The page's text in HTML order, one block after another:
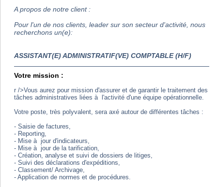
A propos de notre client :
Pour l'un de nos clients, leader sur son secteur d'activité, nous
recherchons un(e):
ASSISTANT(E) ADMINISTRATIF(VE) COMPTABLE (H/F)
Votre mission :
r />Vous aurez pour mission d'assurer et de garantir le traitement des
tâches administratives liées à l'activité d'une équipe opérationnelle.
Votre poste, très polyvalent, sera axé autour de différentes tâches :
- Saisie de factures,
- Reporting,
- Mise à jour d'indicateurs,
- Mise à jour de la tarification,
- Création, analyse et suivi de dossiers de litiges,
- Suivi des déclarations d'expéditions,
- Classement/ Archivage,
- Application de normes et de procédures.